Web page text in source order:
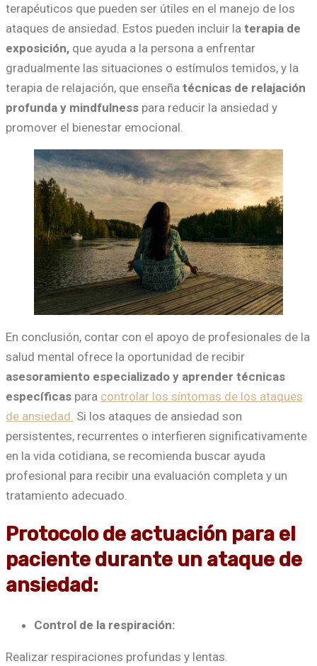
terapéuticos que pueden ser útiles en el manejo de los
ataques de ansiedad. Estos pueden incluir la terapia de
exposición, que ayuda a la persona a enfrentar
gradualmente las situaciones o estímulos temidos, y la
terapia de relajación, que enseña técnicas de relajación
profunda y mindfulness para reducir la ansiedad y
promover el bienestar emocional.
En conclusión, contar con el apoyo de profesionales de la
salud mental ofrece la oportunidad de recibir
asesoramiento especializado y aprender técnicas
específicas para controlar los síntomas de los ataques
de ansiedad. Si los ataques de ansiedad son
persistentes, recurrentes o interfieren significativamente
en la vida cotidiana, se recomienda buscar ayuda
profesional para recibir una evaluación completa y un
tratamiento adecuado.
Protocolo de actuación para el
paciente durante un ataque de
ansiedad:
Control de la respiración:
Realizar respiraciones profundas y lentas.